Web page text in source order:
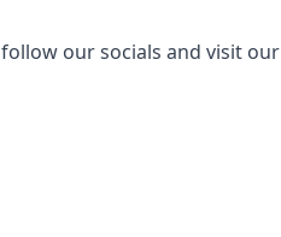
follow our socials and visit our